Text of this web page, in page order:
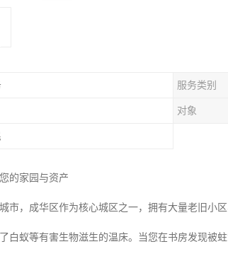
服务类别
对象
的家园与资产
市，成华区作为核心城区之一，拥有大量老旧小
白蚁等有害生物滋生的温床。当您在书房发现被